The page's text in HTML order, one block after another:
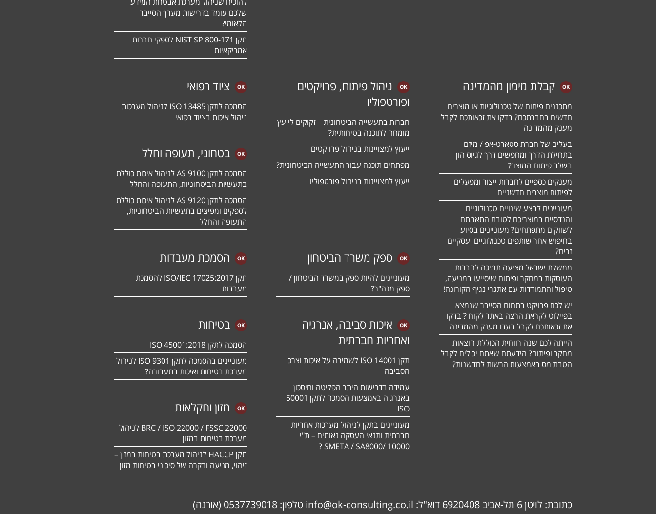
שלכם עומד בדרישות מערך הסייבר
הלאומי?
תקן NIST SP 800-171 לספקי חברות
אמריקאיות
קבלת מימון מהמדינה
מתכננים פיתוח של טכנולוגיות או מוצרים
חדשים בחברתכם? בדקו את זכאותכם לקבל
מענק מהמדינה
בעלים של חברת סטארט-אפ / מיזם
בתחילת הדרך ומחפשים דרך לגיוס הון
בשלב פיתוח המוצר?
מענקים כספיים לחברות ייצור ומפעלים
לפיתוח מוצרים חדשניים
מעוניינים לבצע שינויים טכנולוגיים
והנדסיים במוצריכם לטובת התאמתם
לשווקים מתפתחים? מעוניינים בסיוע
בחיפוש אחר שותפים טכנולוגיים ועסקיים
זרים?
ממשלת ישראל מציעה תמיכה לחברות
העוסקות במחקר ופיתוח שיסייעו במניעה,
טיפול והתמודדות עם אתגרי נגיף הקורונה!
יש לכם פרויקט בתחום הסייבר שנמצא
בפיילוט לקראת הרצה באתר לקוח ? בדקו
את זכאותכם לקבל בעדו מענק מהמדינה
הייתה לכם שנה רווחית הכוללת הוצאות
מחקר ופיתוח? הידעתם שאתם יכולים לקבל
הטבת מס באמצעות הרשות לחדשנות?
ניהול פיתוח, פרויקטים
ופורטפוליו
חברות בתעשייה הביטחונית – זקוקים ליועץ
מומחה לתוכנה בטיחותית?
ייעוץ למצויינות בניהול פרויקטים
מפתחים תוכנה עבור התעשייה הביטחונית?
ייעוץ למצויינות בניהול פורטפוליו
ציוד רפואי
הסמכה לתקן 13485 ISO לניהול מערכות
ניהול איכות בציוד רפואי
בטחוני, תעופה וחלל
הסמכה לתקן 9100 AS לניהול איכות כוללת
בתעשיות הביטחוניות, התעופה והחלל
הסמכה לתקן 9120 AS לניהול איכות כוללת
לספקים ומפיצים בתעשיות הביטחוניות,
התעופה והחלל
ספק משרד הביטחון
מעוניינים להיות ספק במשרד הביטחון /
ספק מנה"ר?
הסמכת מעבדות
תקן ISO/IEC 17025:2017 להסמכת
מעבדות
איכות סביבה, אנרגיה
ואחריות חברתית
תקן ISO 14001 לשמירה על איכות וצרכי
הסביבה
עמידה בדרישות היתר הפליטה וחיסכון
באנרגיה באמצעות הסמכה לתקן 50001
ISO
מעוניינים בתקן לניהול מערכות אחריות
חברתית ותנאי העסקה נאותים – ת"י
10000 /SMETA / SA8000 ?
בטיחות
הסמכה לתקן ISO 45001:2018
מעוניינים בהסמכה לתקן ISO 9301 לניהול
מערכת בטיחות ואיכות בתעבורה?
מזון וחקלאות
BRC / ISO 22000 / FSSC 22000 לניהול
מערכת בטיחות במזון
תקן HACCP לניהול מערכת בטיחות במזון –
זיהוי, מניעה ובקרה של סיכוני בטיחות מזון
כתובת: לויטן 6 תל-אביב 6920408 דוא"ל: info@ok-consulting.co.il טלפון: 0537739018 (אורנה)